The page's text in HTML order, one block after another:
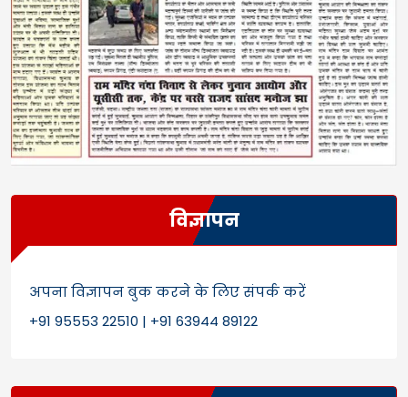
विज्ञापन
अपना विज्ञापन बुक करने के लिए संपर्क करें
+91 95553 22510 | +91 63944 89122